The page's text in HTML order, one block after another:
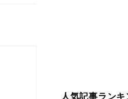
人気記事ランキ